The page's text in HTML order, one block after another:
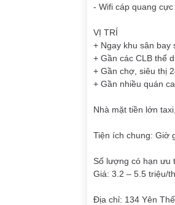
- Wifi cáp quang
VỊ TRÍ
+ Ngay khu sân bay
+ Gần các CLB thể
+ Gần chợ, siêu thị
+ Gần nhiều quán
Nhà mặt tiền lớn
Tiện ích chung: Giờ
Số lượng có hạn ưu
Giá: 3.2 – 5.5 triệu/
Địa chỉ: 134 Yên